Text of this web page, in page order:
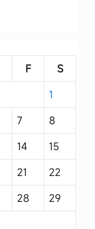
F
S
1
7
8
14
15
21
22
28
29